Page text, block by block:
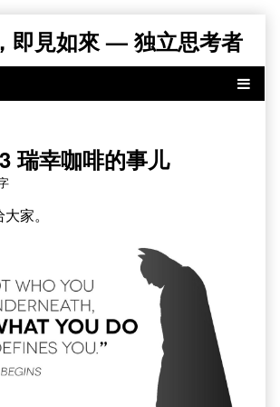
即見如來 — 独立思考者
瑞幸咖啡的事儿
家。